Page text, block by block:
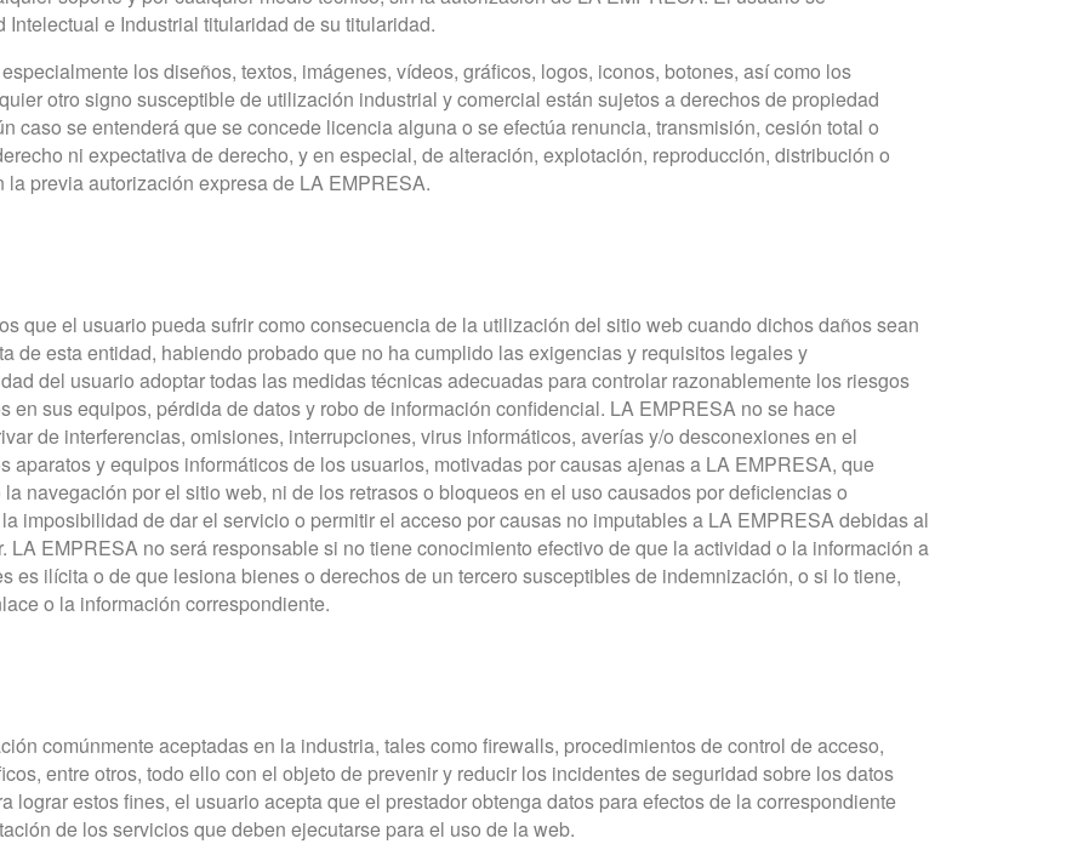
e Industrial titularidad de su titularidad.
los diseños, textos, imágenes, vídeos, gráficos, logos, iconos, botones, así como los
otro signo susceptible de utilización industrial y comercial están sujetos a derechos de propiedad
caso se entenderá que se concede licencia alguna o se efectúa renuncia, transmisión, cesión total o
ni expectativa de derecho, y en especial, de alteración, explotación, reproducción, distribución o
previa autorización expresa de LA EMPRESA.
que el usuario pueda sufrir como consecuencia de la utilización del sitio web cuando dichos daños sean
de esta entidad, habiendo probado que no ha cumplido las exigencias y requisitos legales y
del usuario adoptar todas las medidas técnicas adecuadas para controlar razonablemente los riesgos
en sus equipos, pérdida de datos y robo de información confidencial. LA EMPRESA no se hace
de interferencias, omisiones, interrupciones, virus informáticos, averías y/o desconexiones en el
aparatos y equipos informáticos de los usuarios, motivadas por causas ajenas a LA EMPRESA, que
navegación por el sitio web, ni de los retrasos o bloqueos en el uso causados por deficiencias o
imposibilidad de dar el servicio o permitir el acceso por causas no imputables a LA EMPRESA debidas al
LA EMPRESA no será responsable si no tiene conocimiento efectivo de que la actividad o la información a
es ilícita o de que lesiona bienes o derechos de un tercero susceptibles de indemnización, o si lo tiene,
o la información correspondiente.
comúnmente aceptadas en la industria, tales como firewalls, procedimientos de control de acceso,
entre otros, todo ello con el objeto de prevenir y reducir los incidentes de seguridad sobre los datos
estos fines, el usuario acepta que el prestador obtenga datos para efectos de la correspondiente
de los servicios que deben ejecutarse para el uso de la web.